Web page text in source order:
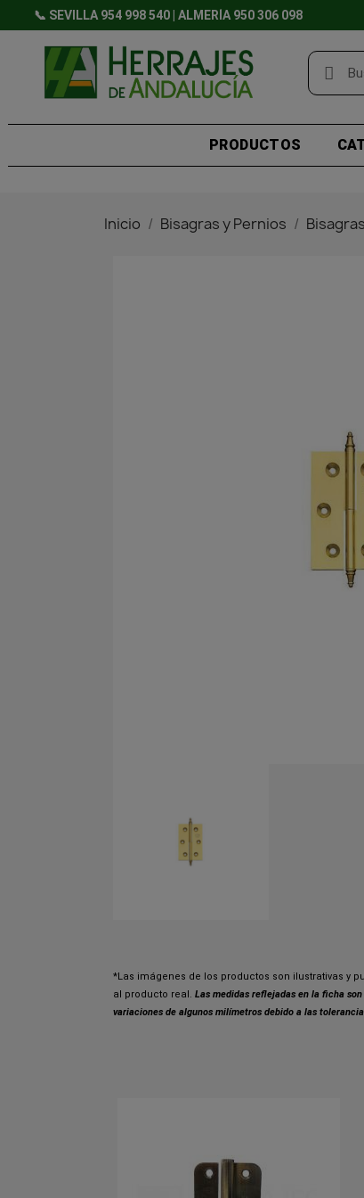
📞 SEVILLA 954 998 540 | ALMERÍA 950 306 098
PRODUCTOS
Inicio Bisagras y Pernios Bisagras
*Las imágenes de los productos son ilustrativas y
al producto real. Las medidas reflejadas en la ficha
variaciones de algunos milímetros debido a las